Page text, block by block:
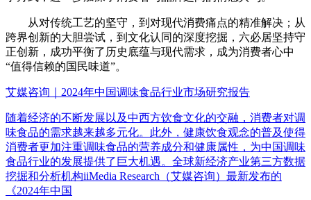
从对传统工艺的坚守，到对现代消费痛点的精准解决；从
跨界创新的大胆尝试，到文化认同的深度挖掘，六必居坚持守
正创新，成功平衡了历史底蕴与现代需求，成为消费者心中
“值得信赖的国民味道”。
艾媒咨询｜2024年中国调味食品行业市场研究报告
随着经济的不断发展以及中西方饮食文化的交融，消费者对调
味食品的需求越来越多元化。此外，健康饮食观念的普及使得
消费者更加注重调味食品的营养成分和健康属性，为中国调味
食品行业的发展提供了巨大机遇。全球新经济产业第三方数据
挖掘和分析机构iiMedia Research（艾媒咨询）最新发布的
《2024年中国